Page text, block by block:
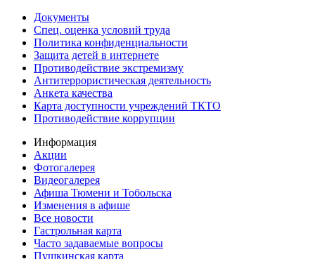
Документы
Спец. оценка условий труда
Политика конфиденциальности
Защита детей в интернете
Противодействие экстремизму
Антитеррористическая деятельность
Анкета качества
Карта доступности учреждений ТКТО
Противодействие коррупции
Информация
Акции
Фотогалерея
Видеогалерея
Афиша Тюмени и Тобольска
Изменения в афише
Все новости
Гастрольная карта
Часто задаваемые вопросы
Пушкинская карта